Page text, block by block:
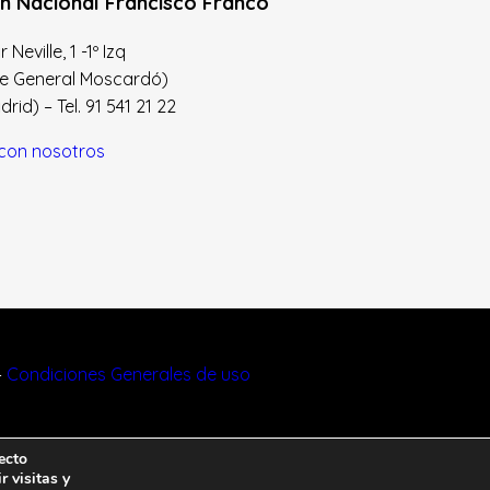
1 -1º Izq
General Moscardó)
– Tel. 91 541 21 22
nosotros
Condiciones Generales de uso
visitas y